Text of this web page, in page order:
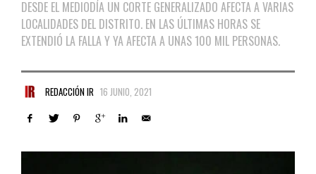
DESDE EL MEDIODÍA UN CORTE GENERALIZADO AFECTA A VARIAS
LOCALIDADES DEL DISTRITO. EN LAS ÚLTIMAS HORAS SE
EXTENDIÓ LA FALLA Y YA AFECTA A UNAS 100 MIL PERSONAS.
REDACCIÓN IR 16 JUNIO, 2021